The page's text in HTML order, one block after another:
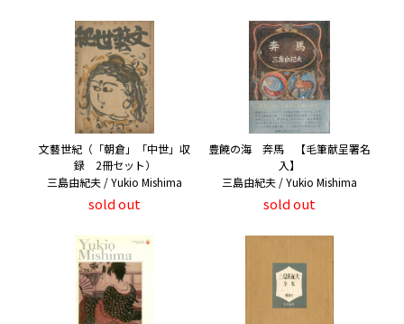
文藝世紀（「朝倉」「中世」収
録 2冊セット）
三島由紀夫 / Yukio Mishima
sold out
豊饒の海 奔馬 【毛筆献呈署名
入】
三島由紀夫 / Yukio Mishima
sold out